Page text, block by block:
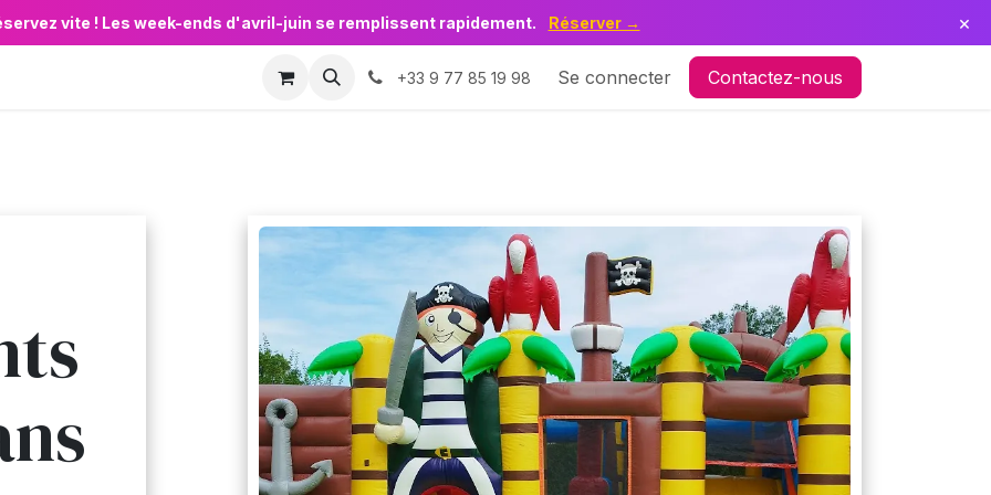
vite ! Les week-ends d'avril-juin se remplissent rapidement. Réserver → ×
🏛️ Pros & Collectivités 🎢 Le Parc en Délire
+33 9 77 85 19 98 Se connecter Contactez-nous